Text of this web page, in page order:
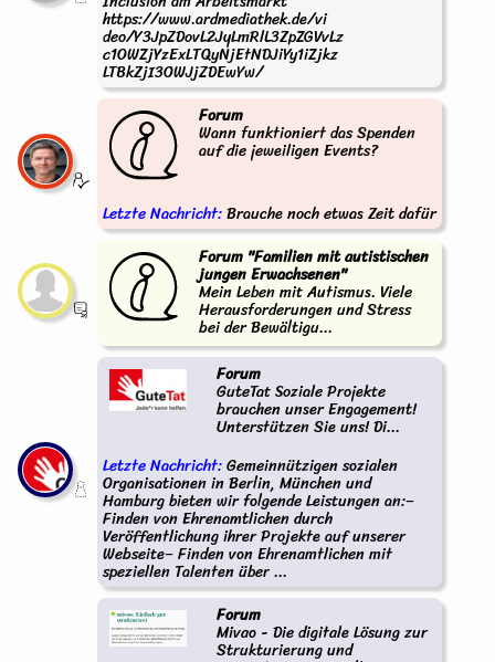
https://www.ardmediathek.de/vi
deo/Y3JpZDovL2JyLmRlL3ZpZGVvLz
c1OWZjYzExLTQyNjEtNDJiYy1iZjkz
LTBkZjI3OWJjZDEwYw/
Forum
Wann funktioniert das Spenden
auf die jeweiligen Events?
Letzte Nachricht:Brauche noch etwas Zeit dafür
Forum "Familien mit autistischen
jungen Erwachsenen"
Mein Leben mit Autismus. Viele
Herausforderungen und Stress
bei der Bewältigu...
Forum
GuteTat Soziale Projekte
brauchen unser Engagement!
Unterstützen Sie uns! Di...
Letzte Nachricht:Gemeinnützigen sozialen
Organisationen in Berlin, München und
Hamburg bieten wir folgende Leistungen an:–
Finden von Ehrenamtlichen durch
Veröffentlichung ihrer Projekte auf unserer
Webseite– Finden von Ehrenamtlichen mit
speziellen Talenten über ...
Forum
Mivao - Die digitale Lösung zur
Strukturierung und